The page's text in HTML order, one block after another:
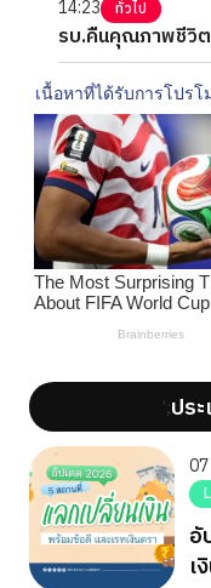
14:23 ทั่วไป
รบ.คืนคุณภาพชีวิ
';ปร
อั
เ